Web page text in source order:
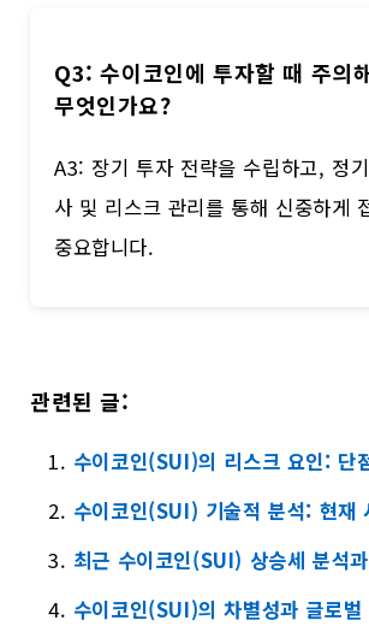
Q3: 수이코인에 투자할 때 주의
무엇인가요?
A3: 장기 투자 전략을 수립하고, 정
사 및 리스크 관리를 통해 신중하게
중요합니다.
관련된 글:
수이코인(SUI)의 리스크 요인: 단
수이코인(SUI) 기술적 분석: 현재
최근 수이코인(SUI) 상승세 분석
수이코인(SUI)의 차별성과 글로벌